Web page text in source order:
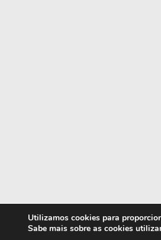
Utilizamos cookies para
Sabe mais sobre as cookies